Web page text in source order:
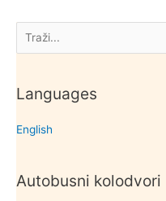
Pretraga
Languages
English
Autobusni kolodvori